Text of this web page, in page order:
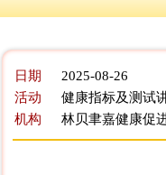
日期
2025-08-26
活动
健康指标及测试
机构
林贝聿嘉健康促